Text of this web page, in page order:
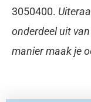
3050400.
onderdeel uit
manier maak je